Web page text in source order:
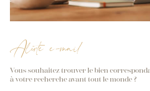
Alerte e-mail
Vous souhaitez trouver le bien
à votre recherche avant tout le monde ?